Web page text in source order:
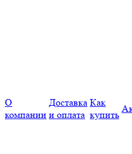
О
компании
Доставка
и оплата
Как
купить